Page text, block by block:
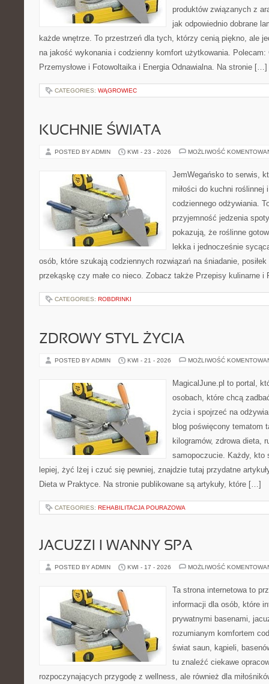
produktów związanych z
jak odpowiednio dobrane
każde wnętrze. To przestrzeń dla tych, którzy cenią piękno, ale
na jakość wykonania i codzienny komfort użytkowania. Polecam:
Przemysłowe i Fotowoltaika i Energia Odnawialna. Na stronie […]
CATEGORIES: WĄGROWIEC
KUCHNIE ŚWIATA
POSTED BY ADMIN KWI - 23 - 2026 MOŻLIWOŚĆ
JemWegańsko to serwis,
miłości do kuchni roślinnej
codziennego odżywiania.
przyjemność jedzenia
pokazują, że roślinne
lekka i jednocześnie
osób, które szukają codziennych rozwiązań na śniadanie,
przekąskę czy małe co nieco. Zobacz także Przepisy kulinarne
CATEGORIES: ROBDRINKI
ZDROWY STYL ŻYCIA
POSTED BY ADMIN KWI - 21 - 2026 MOŻLIWOŚĆ
MagicalJune.pl to portal,
osobach, które chcą
życia i spojrzeć na
blog poświęcony tematom
kilogramów, zdrowa dieta,
samopoczucie. Każdy, kto
lepiej, żyć lżej i czuć się pewniej, znajdzie tutaj przydatne
Dieta w Praktyce. Na stronie publikowane są artykuły, które […]
CATEGORIES: REHABILITACJA POURAZOWA
JACUZZI I WANNY SPA
POSTED BY ADMIN KWI - 17 - 2026 MOŻLIWOŚĆ
Ta strona internetowa to
informacji dla osób, które
prywatnymi basenami,
rozumianym komfortem
świat saun, kąpieli,
tu znaleźć ciekawe
rozpoczynających przygodę z wellness, ale również dla